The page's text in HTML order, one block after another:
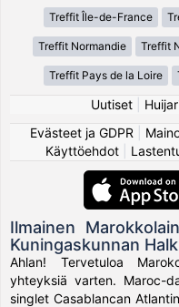
Treffit Île-de-France
Treffit Normandie Treffit
Treffit Pays de la Loire
Uutiset
Evästeet ja GDPR
Käyttöehdot
Ilmainen
Kuningaskunnan
Ahlan! Tervetuloa
yhteyksiä varten. Maroc-
singlet Casablancan